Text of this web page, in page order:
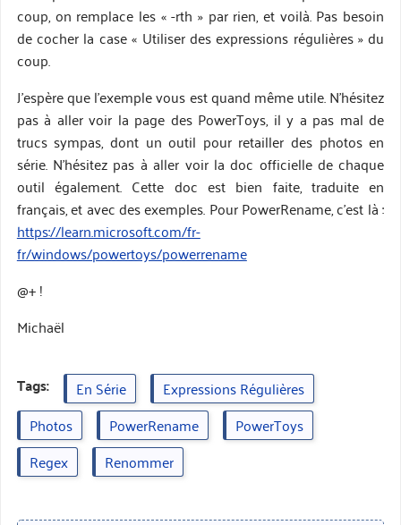
coup, on remplace les « -rth » par rien, et voilà. Pas besoin
de cocher la case « Utiliser des expressions régulières » du
coup.
J’espère que l’exemple vous est quand même utile. N’hésitez
pas à aller voir la page des PowerToys, il y a pas mal de
trucs sympas, dont un outil pour retailler des photos en
série. N’hésitez pas à aller voir la doc officielle de chaque
outil également. Cette doc est bien faite, traduite en
français, et avec des exemples. Pour PowerRename, c’est là :
https://learn.microsoft.com/fr-
fr/windows/powertoys/powerrename
@+ !
Michaël
Tags: En Série
Expressions Régulières
Photos
PowerRename
PowerToys
Regex
Renommer